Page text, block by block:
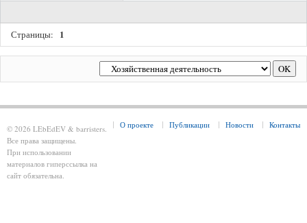
Страницы: 1
О проекте Публикации Новости Контакты
© 2026 LEbEdEV & barristers.
Все права защищены.
При использовании
материалов гиперссылка на
сайт обязательна.